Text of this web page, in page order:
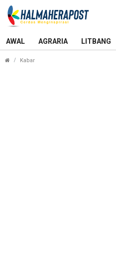
AWAL AGRARIA LITBANG
Kabar